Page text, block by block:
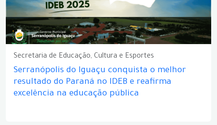
Secretaria de Educação, Cultura e Esportes
Serranópolis do Iguaçu conquista o melhor
resultado do Paraná no IDEB e reafirma
excelência na educação pública